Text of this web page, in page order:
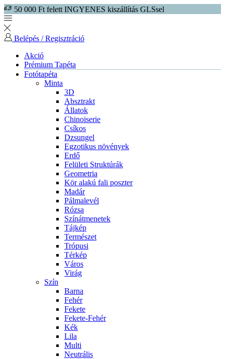
50 000 Ft felett INGYENES kiszállítás GLSsel
Belépés / Regisztráció
Akció
Prémium Tapéta
Fotótapéta
Minta
3D
Absztrakt
Állatok
Chinoiserie
Csíkos
Dzsungel
Egzotikus növények
Erdő
Felületi Struktúrák
Geometria
Kör alakú fali poszter
Madár
Pálmalevél
Rózsa
Színátmenetek
Tájkép
Természet
Trópusi
Térkép
Város
Virág
Szín
Barna
Fehér
Fekete
Fekete-Fehér
Kék
Lila
Multi
Neutrális